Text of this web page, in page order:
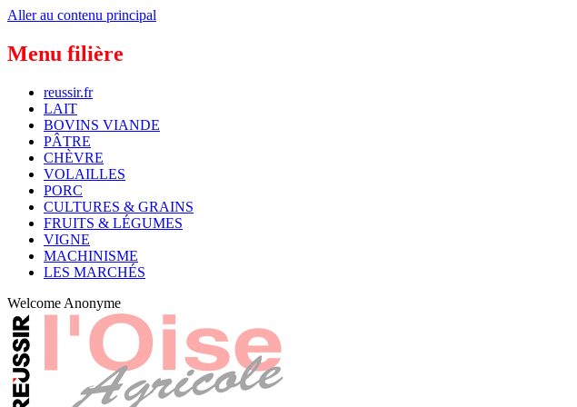
Aller au contenu principal
Menu filière
reussir.fr
LAIT
BOVINS VIANDE
PÂTRE
CHÈVRE
VOLAILLES
PORC
CULTURES & GRAINS
FRUITS & LÉGUMES
VIGNE
MACHINISME
LES MARCHÉS
Welcome Anonyme